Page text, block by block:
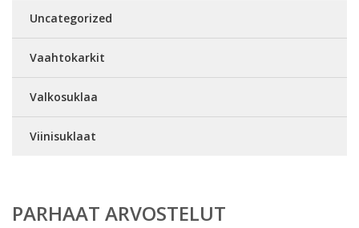
Uncategorized
Vaahtokarkit
Valkosuklaa
Viinisuklaat
PARHAAT ARVOSTELUT